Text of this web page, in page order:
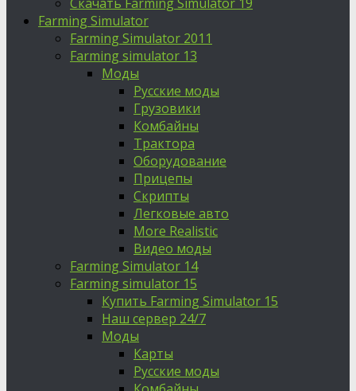
Farming Simulator
Farming Simulator 2011
Farming simulator 13
Моды
Русские моды
Грузовики
Комбайны
Трактора
Оборудование
Прицепы
Скрипты
Легковые авто
More Realistic
Видео моды
Farming Simulator 14
Farming simulator 15
Купить Farming Simulator 15
Наш сервер 24/7
Моды
Карты
Русские моды